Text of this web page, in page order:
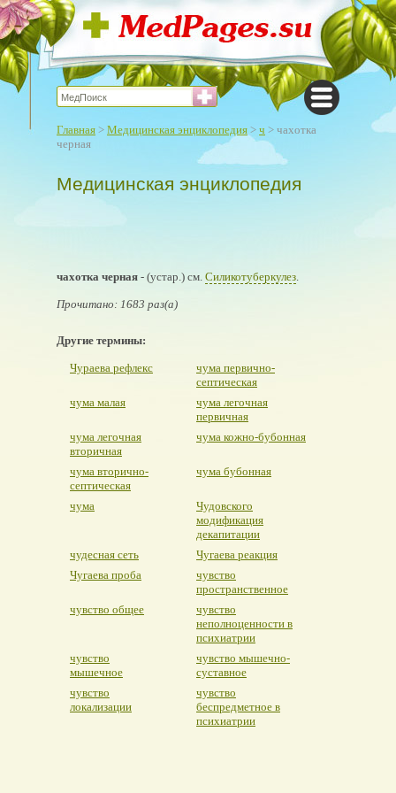
Главная > Медицинская энциклопедия > ч > чахотка
черная
Медицинская энциклопедия
чахотка черная - (устар.) см. Силикотуберкулез.
Прочитано: 1683 раз(а)
Другие термины:
Чураева рефлекс
чума первично-
септическая
чума малая
чума легочная
первичная
чума легочная
вторичная
чума кожно-бубонная
чума вторично-
септическая
чума бубонная
чума
Чудовского
модификация
декапитации
чудесная сеть
Чугаева реакция
Чугаева проба
чувство
пространственное
чувство общее
чувство
неполноценности в
психиатрии
чувство
мышечное
чувство мышечно-
суставное
чувство
локализации
чувство
беспредметное в
психиатрии